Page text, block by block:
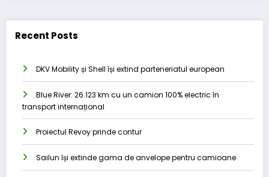
Recent Posts
DKV Mobility și Shell își extind parteneriatul european
Blue River: 26.123 km cu un camion 100% electric în
transport internațional
Proiectul Revoy prinde contur
Sailun își extinde gama de anvelope pentru camioane